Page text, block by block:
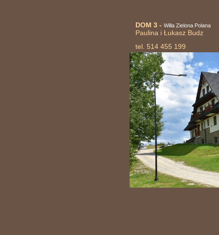
DOM 3 - Willa Zielona Polana
Paulina i Łukasz Budz
tel. 514 455 199